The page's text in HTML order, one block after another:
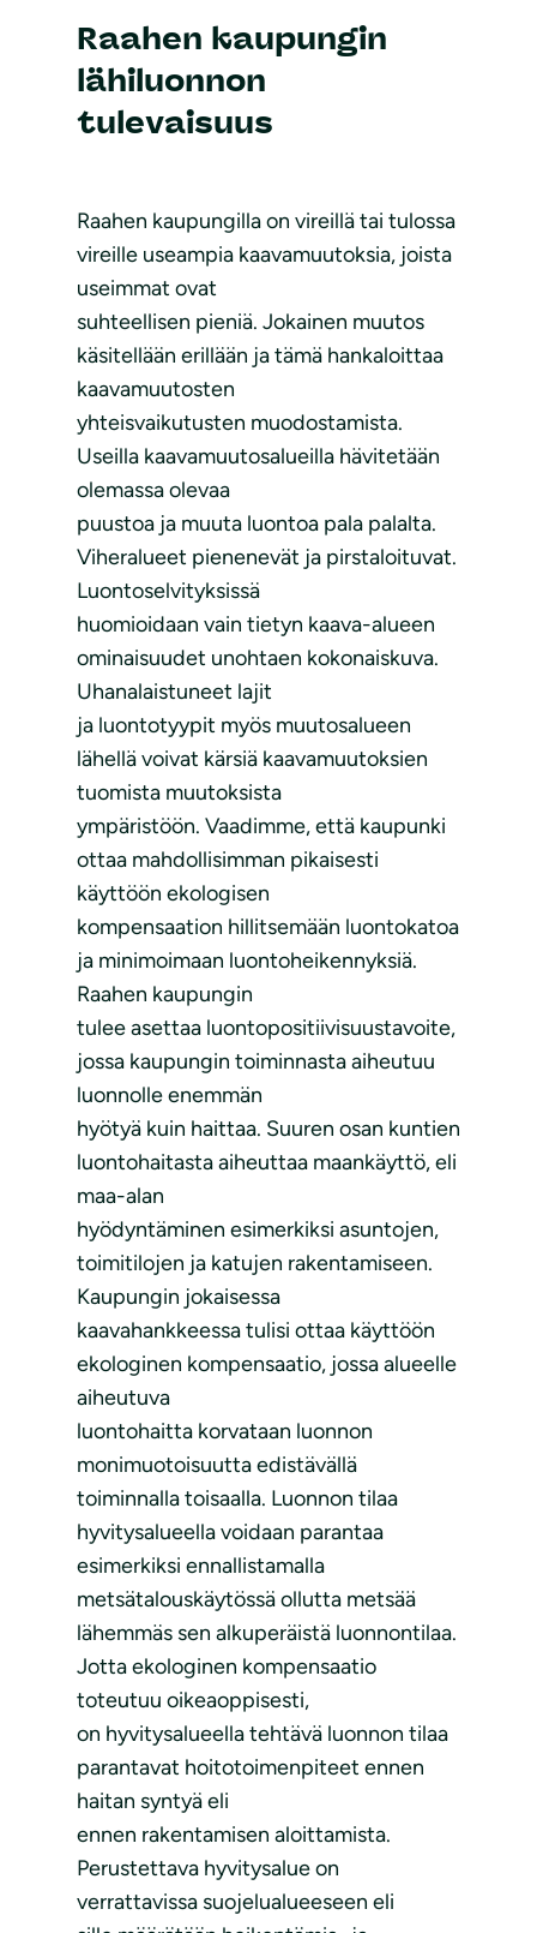
Raahen kaupungin
lähiluonnon
tulevaisuus
Raahen kaupungilla on vireillä tai tulossa
vireille useampia kaavamuutoksia, joista
useimmat ovat
suhteellisen pieniä. Jokainen muutos
käsitellään erillään ja tämä hankaloittaa
kaavamuutosten
yhteisvaikutusten muodostamista.
Useilla kaavamuutosalueilla hävitetään
olemassa olevaa
puustoa ja muuta luontoa pala palalta.
Viheralueet pienenevät ja pirstaloituvat.
Luontoselvityksissä
huomioidaan vain tietyn kaava-alueen
ominaisuudet unohtaen kokonaiskuva.
Uhanalaistuneet lajit
ja luontotyypit myös muutosalueen
lähellä voivat kärsiä kaavamuutoksien
tuomista muutoksista
ympäristöön. Vaadimme, että kaupunki
ottaa mahdollisimman pikaisesti
käyttöön ekologisen
kompensaation hillitsemään luontokatoa
ja minimoimaan luontoheikennyksiä.
Raahen kaupungin
tulee asettaa luontopositiivisuustavoite,
jossa kaupungin toiminnasta aiheutuu
luonnolle enemmän
hyötyä kuin haittaa. Suuren osan kuntien
luontohaitasta aiheuttaa maankäyttö, eli
maa-alan
hyödyntäminen esimerkiksi asuntojen,
toimitilojen ja katujen rakentamiseen.
Kaupungin jokaisessa
kaavahankkeessa tulisi ottaa käyttöön
ekologinen kompensaatio, jossa alueelle
aiheutuva
luontohaitta korvataan luonnon
monimuotoisuutta edistävällä
toiminnalla toisaalla. Luonnon tilaa
hyvitysalueella voidaan parantaa
esimerkiksi ennallistamalla
metsätalouskäytössä ollutta metsää
lähemmäs sen alkuperäistä luonnontilaa.
Jotta ekologinen kompensaatio
toteutuu oikeaoppisesti,
on hyvitysalueella tehtävä luonnon tilaa
parantavat hoitotoimenpiteet ennen
haitan syntyä eli
ennen rakentamisen aloittamista.
Perustettava hyvitysalue on
verrattavissa suojelualueeseen eli